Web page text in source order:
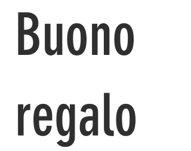
Buono
regalo